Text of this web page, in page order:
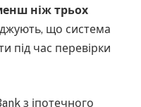
ніж трьох
що система
під час перевірки
з іпотечного